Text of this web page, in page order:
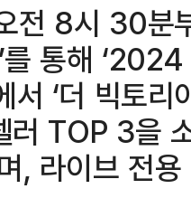
전 8시 30
를 통해
‘더 빅토리
TOP 3을
, 라이브 전